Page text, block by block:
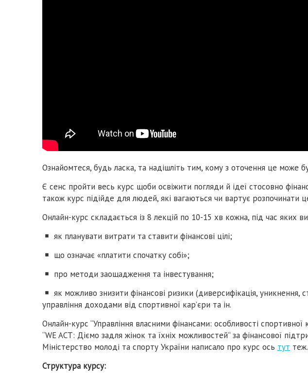
Ознайомтеся, будь ласка, та надішліть тим, кому з оточення це може
Є сенс пройти весь курс щоби освіжити погляди й ідеї стосовно
також курс підійде для людей, які вагаються чи вартує розпочинати
Онлайн-курс складається із 8 лекцій по 10-15 хв кожна, під час яких
як планувати витрати та ставити фінансові цілі;
що означає «платити спочатку собі»;
про методи заощадження та інвестування;
як можливо знизити фінансові ризики (диверсифікація, уникнення,
управління доходами від спортивної кар’єри та ін.
Онлайн-курс “Управління власними фінансами: особливості
“WE ACT: Діємо задля жінок та їхніх можливостей” за фінансової
Міністерство молоді та спорту України написало про курс ось тут теж.
Структура курсу: